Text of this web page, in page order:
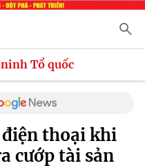
Tổ quốc
thoại khi
cướp tài sản